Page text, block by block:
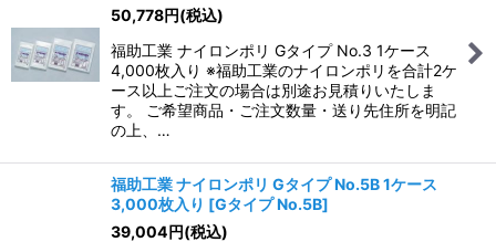
50,778円(税込)
福助工業 ナイロンポリ Gタイプ No.3 1ケース
4,000枚入り ※福助工業のナイロンポリを合計2ケ
ース以上ご注文の場合は別途お見積りいたしま
す。 ご希望商品・ご注文数量・送り先住所を明記
の上、…
福助工業 ナイロンポリ Gタイプ No.5B 1ケース
3,000枚入り [Gタイプ No.5B]
39,004円(税込)